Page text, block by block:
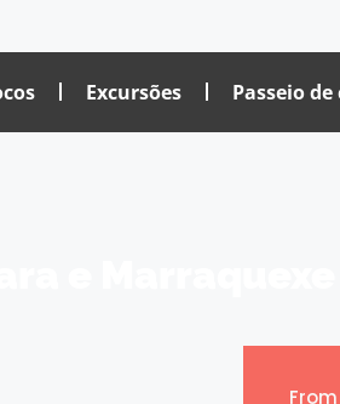
Excursões Passeio